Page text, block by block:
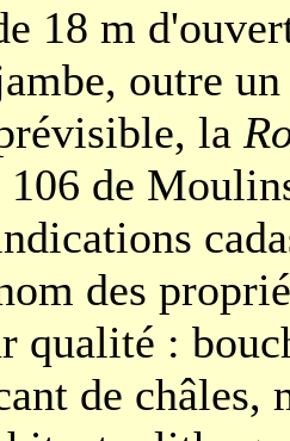
18 m
outre un
la
106 de
des
qualité :
de châles,